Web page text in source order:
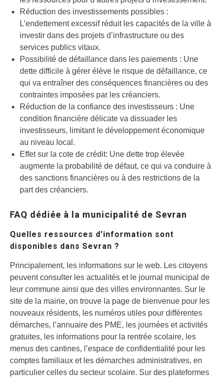
Réduction des investissements possibles :
L’endettement excessif réduit les capacités de la ville à
investir dans des projets d’infrastructure ou des
services publics vitaux.
Possibilité de défaillance dans les paiements : Une
dette difficile à gérer élève le risque de défaillance, ce
qui va entraîner des conséquences financières ou des
contraintes imposées par les créanciers.
Réduction de la confiance des investisseurs : Une
condition financière délicate va dissuader les
investisseurs, limitant le développement économique
au niveau local.
Effet sur la cote de crédit: Une dette trop élevée
augmente la probabilité de défaut, ce qui va conduire à
des sanctions financières ou à des restrictions de la
part des créanciers.
FAQ dédiée à la municipalité de Sevran
Quelles ressources d’information sont
disponibles dans Sevran ?
Principalement, les informations sur le web. Les citoyens
peuvent consulter les actualités et le journal municipal de
leur commune ainsi que des villes environnantes. Sur le
site de la mairie, on trouve la page de bienvenue pour les
nouveaux résidents, les numéros utiles pour différentes
démarches, l’annuaire des PME, les journées et activités
gratuites, les informations pour la rentrée scolaire, les
menus des cantines, l’espace de confidentialité pour les
comptes familiaux et les démarches administratives, en
particulier celles du secteur scolaire. Sur des plateformes